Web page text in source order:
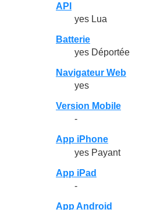
API
yes Lua
Batterie
yes Déportée
Navigateur Web
yes
Version Mobile
-
App iPhone
yes Payant
App iPad
-
App Android